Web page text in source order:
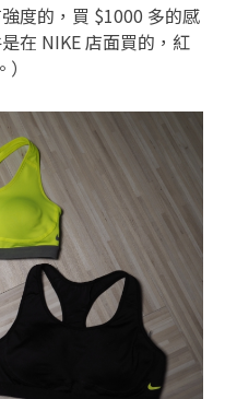
度的，買 $1000 多的感
在 NIKE 店面買的，紅